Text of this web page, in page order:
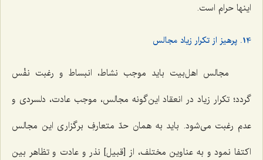
اینها حرام است.
14. پرهیز از تکرار زیاد مجالس
مجالس اهل‌بیت باید موجب نشاط، انبساط و رغبت نفْس
گردد؛ تکرار زیاد در انعقاد این‌گونه مجالس، موجب عادت، دلسردی و
عدم رغبت می‌شود. باید به همان حدّ متعارفِ برگزاری این مجالس
اکتفا نمود و به عناوین مختلف، از [قبیل] نذر و عادت و تظاهر بین